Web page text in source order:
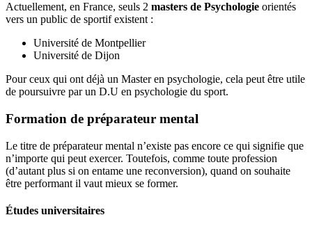
Actuellement, en France, seuls 2 masters de Psychologie orientés
vers un public de sportif existent :
Université de Montpellier
Université de Dijon
Pour ceux qui ont déjà un Master en psychologie, cela peut être utile
de poursuivre par un D.U en psychologie du sport.
Formation de préparateur mental
Le titre de préparateur mental n’existe pas encore ce qui signifie que
n’importe qui peut exercer. Toutefois, comme toute profession
(d’autant plus si on entame une reconversion), quand on souhaite
être performant il vaut mieux se former.
Études universitaires